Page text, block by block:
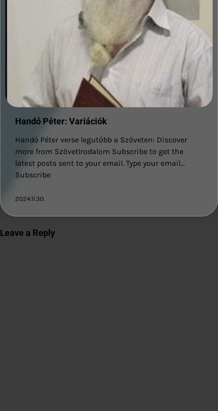
Handó Péter: Variációk
Handó Péter verse legutóbb a Szöveten: Discover
more from SzövetIrodalom Subscribe to get the
latest posts sent to your email. Type your email…
Subscribe
2024.11.30.
Leave a Reply